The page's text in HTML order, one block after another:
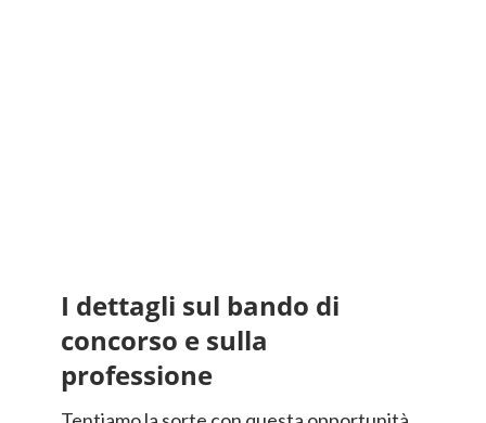
I dettagli sul bando di
concorso e sulla
professione